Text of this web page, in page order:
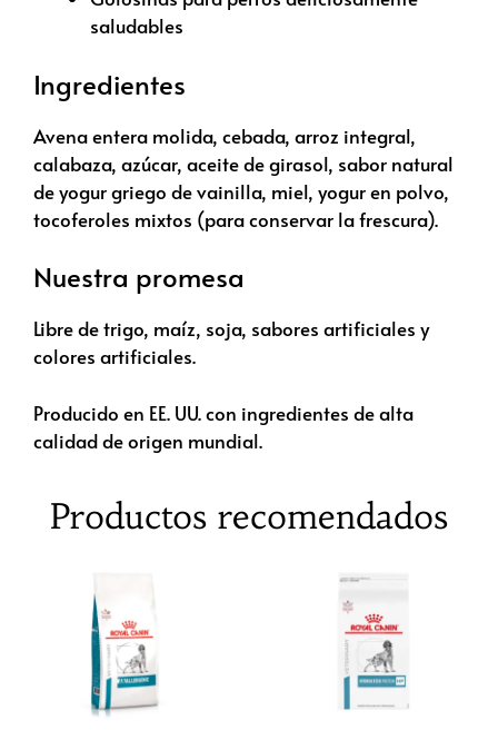
saludables
Ingredientes
Avena entera molida, cebada, arroz integral,
calabaza, azúcar, aceite de girasol, sabor natural
de yogur griego de vainilla, miel, yogur en polvo,
tocoferoles mixtos (para conservar la frescura).
Nuestra promesa
Libre de trigo, maíz, soja, sabores artificiales y
colores artificiales.
Producido en EE. UU. con ingredientes de alta
calidad de origen mundial.
Productos recomendados